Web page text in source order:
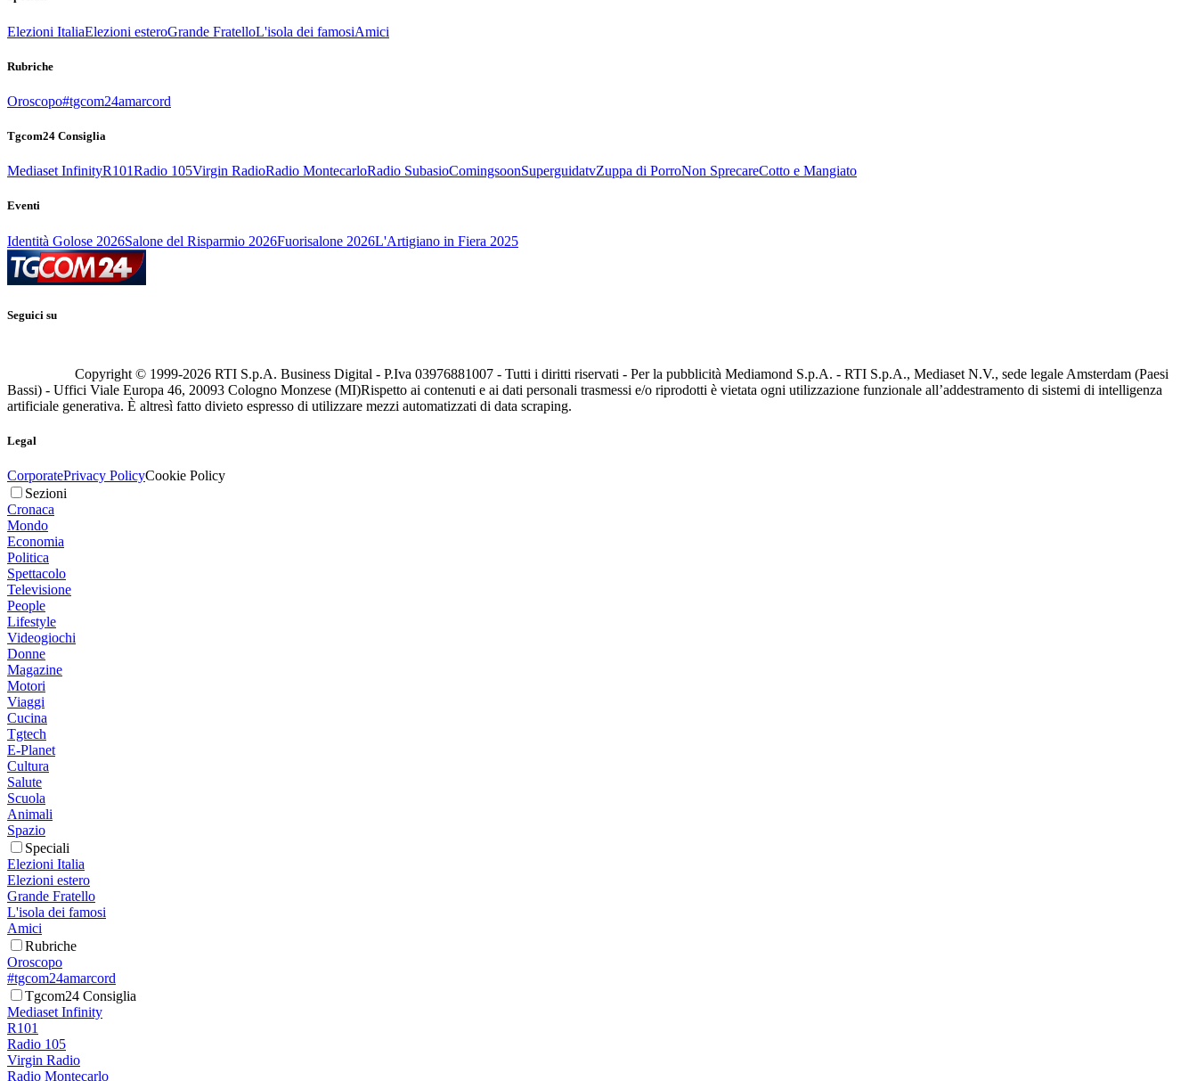
Elezioni ItaliaElezioni esteroGrande FratelloL'isola dei famosiAmici
Rubriche
Oroscopo#tgcom24amarcord
Tgcom24 Consiglia
Mediaset InfinityR101Radio 105Virgin RadioRadio MontecarloRadio SubasioComingsoonSuperguidatvZuppa di PorroNon SprecareCotto e Mangiato
Eventi
Identità Golose 2026Salone del Risparmio 2026Fuorisalone 2026L'Artigiano in Fiera 2025
Seguici su
Copyright © 1999-2026 RTI S.p.A. Business Digital - P.Iva 03976881007 - Tutti i diritti riservati - Per la pubblicità Mediamond S.p.A. - RTI S.p.A., Mediaset N.V., sede legale Amsterdam (Paesi
Bassi) - Uffici Viale Europa 46, 20093 Cologno Monzese (MI)Rispetto ai contenuti e ai dati personali trasmessi e/o riprodotti è vietata ogni utilizzazione funzionale all’addestramento di sistemi di intelligenza
artificiale generativa. È altresì fatto divieto espresso di utilizzare mezzi automatizzati di data scraping.
Legal
CorporatePrivacy PolicyCookie Policy
Sezioni
Cronaca
Mondo
Economia
Politica
Spettacolo
Televisione
People
Lifestyle
Videogiochi
Donne
Magazine
Motori
Viaggi
Cucina
Tgtech
E-Planet
Cultura
Salute
Scuola
Animali
Spazio
Speciali
Elezioni Italia
Elezioni estero
Grande Fratello
L'isola dei famosi
Amici
Rubriche
Oroscopo
#tgcom24amarcord
Tgcom24 Consiglia
Mediaset Infinity
R101
Radio 105
Virgin Radio
Radio Montecarlo